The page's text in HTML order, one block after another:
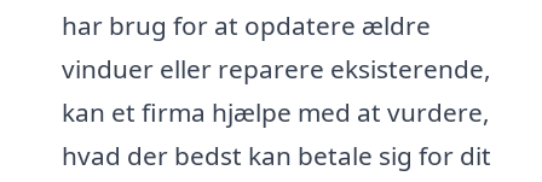
har brug for at opdatere ældre
vinduer eller reparere eksisterende,
kan et firma hjælpe med at vurdere,
hvad der bedst kan betale sig for dit